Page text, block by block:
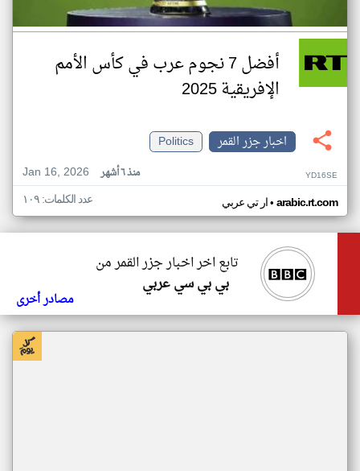
أفضل 7 نجوم عرب في كأس الأمم
الإفريقية 2025
اخبار جزر القمر
Politics
Jan 16, 2026
منذ ٦ أشهر YD16SE
ار تي عربي• arabic.rt.com عدد الكلمات: ١٠٩
تابع اخر اخبار جزر القمر من
بي بي سي عربي
مصادر أخرى